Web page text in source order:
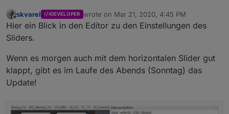
Offline
skvarel DEVELOPER wrote on Mar 21, 2020, 4:45 PM
last edited by
Hier ein Blick in den Editor zu den Einstellungen des
Sliders.
Wenn es morgen auch mit dem horizontalen Slider gut
klappt, gibt es im Laufe des Abends (Sonntag) das
Update!